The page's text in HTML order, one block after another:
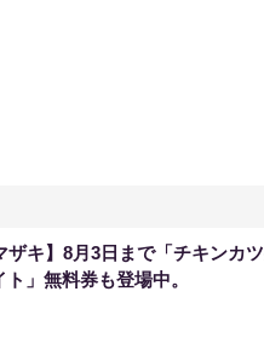
ザキ】8月3日まで「チキンカ
」無料券も登場中。